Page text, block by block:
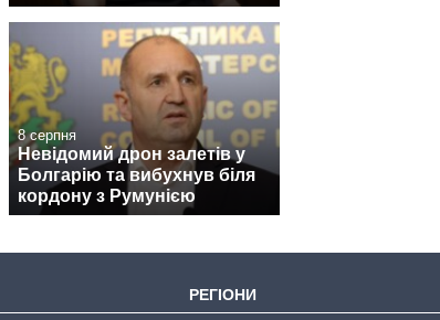
8 серпня
Невідомий дрон залетів у
Болгарію та вибухнув біля
кордону з Румунією
РЕГІОНИ